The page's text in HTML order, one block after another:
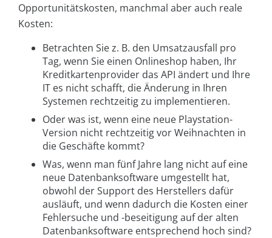
Opportunitätskosten, manchmal aber auch reale
Kosten:
Betrachten Sie z. B. den Umsatzausfall pro
Tag, wenn Sie einen Onlineshop haben, Ihr
Kreditkartenprovider das API ändert und Ihre
IT es nicht schafft, die Änderung in Ihren
Systemen rechtzeitig zu implementieren.
Oder was ist, wenn eine neue Playstation-
Version nicht rechtzeitig vor Weihnachten in
die Geschäfte kommt?
Was, wenn man fünf Jahre lang nicht auf eine
neue Datenbanksoftware umgestellt hat,
obwohl der Support des Herstellers dafür
ausläuft, und wenn dadurch die Kosten einer
Fehlersuche und -beseitigung auf der alten
Datenbanksoftware entsprechend hoch sind?